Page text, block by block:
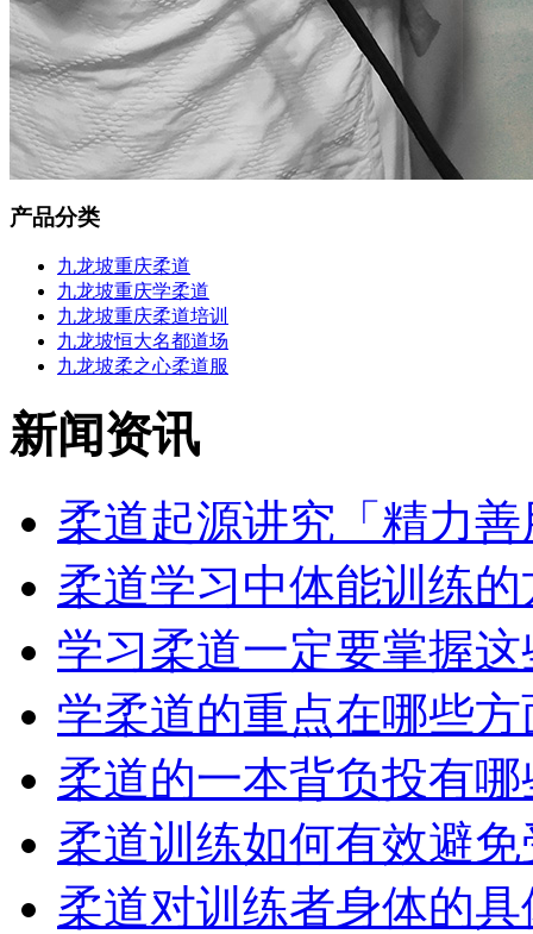
产品分类
九龙坡重庆柔道
九龙坡重庆学柔道
九龙坡重庆柔道培训
九龙坡恒大名都道场
九龙坡柔之心柔道服
新闻资讯
柔道起源讲究「精力善
柔道学习中体能训练的
学习柔道一定要掌握这
学柔道的重点在哪些方
柔道的一本背负投有
柔道训练如何有效避免
柔道对训练者身体的